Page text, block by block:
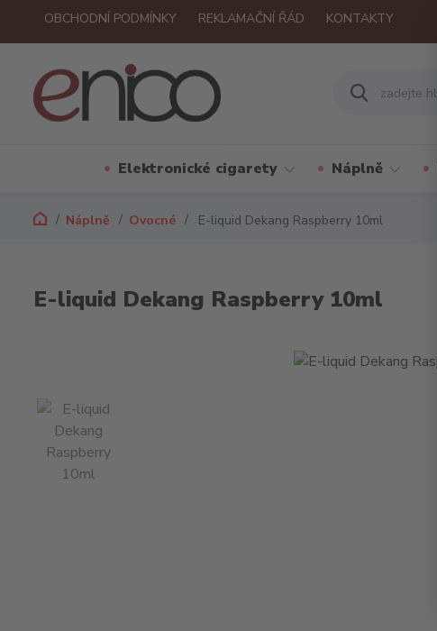
OBCHODNÍ PODMÍNKY REKLAMAČNÍ ŘÁD KONTAKTY
Elektronické cigarety Náplně
Náplně Ovocné E-liquid Dekang Raspberry 10ml
E-liquid Dekang Raspberry 10ml